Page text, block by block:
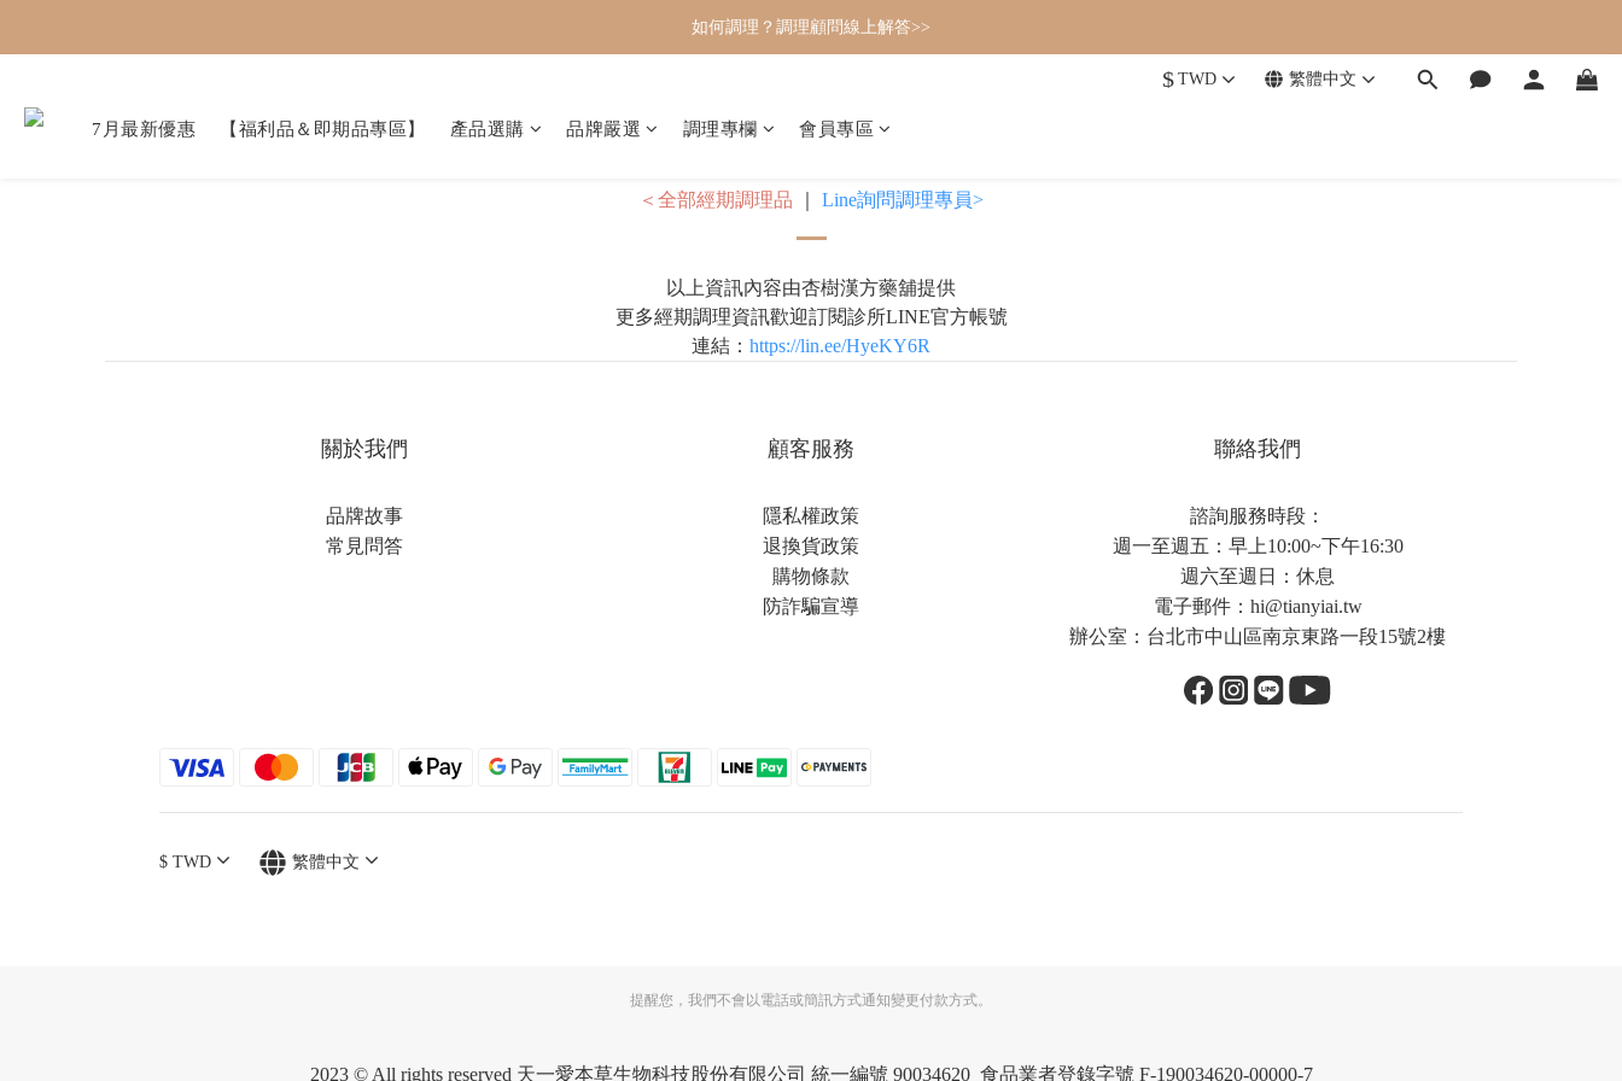
如何調理？調理顧問線上解答>>
$ TWD 繁體中文
7月最新優惠 【福利品＆即期品專區】 產品選購 品牌嚴選 調理專欄 會員專區
＜全部經期調理品 Line詢問調理專員>
以上資訊內容由杏樹漢方藥舖提供
更多經期調理資訊歡迎訂閱診所LINE官方帳號
連結： https://lin.ee/HyeKY6R
關於我們
品牌故事
常見問答
顧客服務
隱私權政策
退換貨政策
購物條款
防詐騙宣導
聯絡我們
諮詢服務時段：
週一至週五：早上10:00~下午16:30
週六至週日：休息
電子郵件： hi@tianyiai.tw
辦公室：台北市中山區南京東路一段15號2樓
$ TWD 繁體中文
提醒您，我們不會以電話或簡訊方式通知變更付款方式。
2023 © All rights reserved 天一愛本草生物科技股份有限公司 統一編號 90034620 食品業者登錄字號 F-190034620-00000-7